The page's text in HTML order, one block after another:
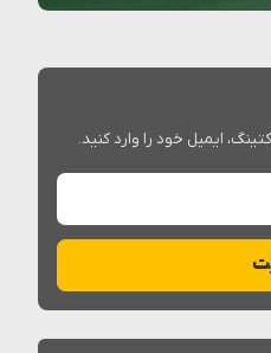
ایمیل خود را وارد کنید.